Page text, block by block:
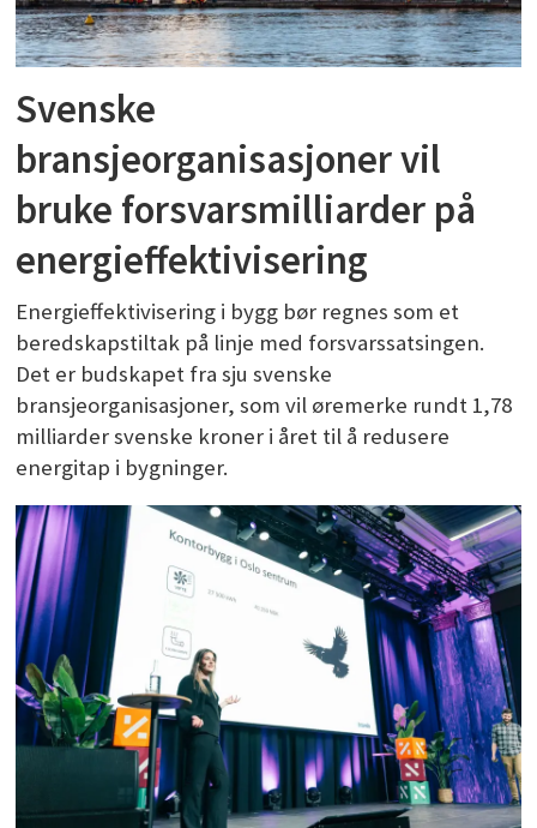
Svenske
bransjeorganisasjoner vil
bruke forsvarsmilliarder på
energieffektivisering
Energieffektivisering i bygg bør regnes som et
beredskapstiltak på linje med forsvarssatsingen.
Det er budskapet fra sju svenske
bransjeorganisasjoner, som vil øremerke rundt 1,78
milliarder svenske kroner i året til å redusere
energitap i bygninger.